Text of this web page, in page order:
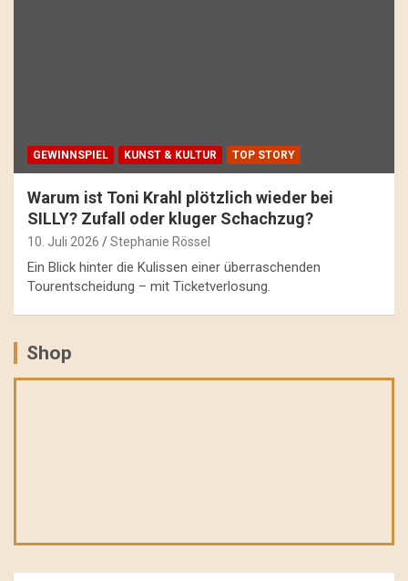
GEWINNSPIEL KUNST & KULTUR TOP STORY
Warum ist Toni Krahl plötzlich wieder bei
SILLY? Zufall oder kluger Schachzug?
10. Juli 2026 Stephanie Rössel
Ein Blick hinter die Kulissen einer überraschenden
Tourentscheidung – mit Ticketverlosung.
Shop